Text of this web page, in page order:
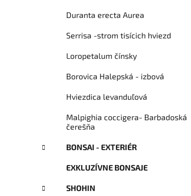
Duranta erecta Aurea
Serrisa -strom tisícich hviezd
Loropetalum čínsky
Borovica Halepská - izbová
Hviezdica levanduľová
Malpighia coccigera- Barbadoská
čerešňa
BONSAI - EXTERIÉR
EXKLUZÍVNE BONSAJE
SHOHIN